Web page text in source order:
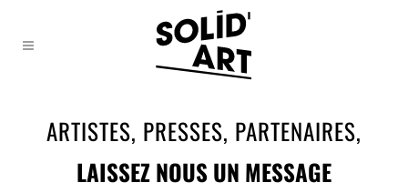
ARTISTES, PRESSES, PARTENAIRES,
LAISSEZ NOUS UN MESSAGE